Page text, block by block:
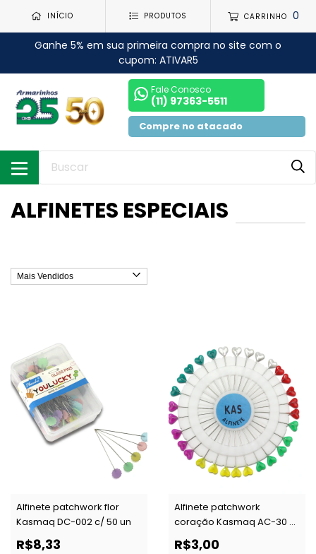
INÍCIO PRODUTOS CARRINHO 0
Ganhe 5% em sua primeira compra no site com o
cupom: ATIVAR5
Fale Conosco
(11) 97363-5511
Compre no atacado
ALFINETES ESPECIAIS
Alfinete patchwork flor
Kasmaq DC-002 c/ 50 un
R$8,33
Alfinete patchwork
coração Kasmaq AC-30 c/
30 un
R$3,00